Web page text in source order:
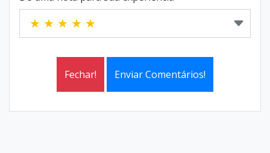
Fechar! Enviar Comentários!